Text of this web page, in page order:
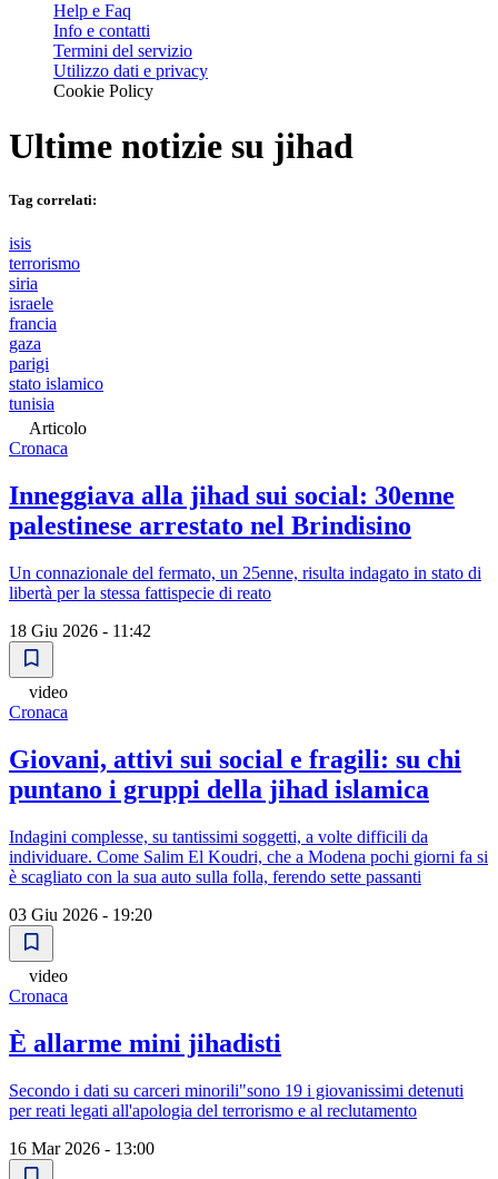
Help e Faq
Info e contatti
Termini del servizio
Utilizzo dati e privacy
Cookie Policy
Ultime notizie su jihad
Tag correlati:
isis
terrorismo
siria
israele
francia
gaza
parigi
stato islamico
tunisia
Articolo
Cronaca
Inneggiava alla jihad sui social: 30enne
palestinese arrestato nel Brindisino
Un connazionale del fermato, un 25enne, risulta indagato in stato di
libertà per la stessa fattispecie di reato
18 Giu 2026 - 11:42
video
Cronaca
Giovani, attivi sui social e fragili: su chi
puntano i gruppi della jihad islamica
Indagini complesse, su tantissimi soggetti, a volte difficili da
individuare. Come Salim El Koudri, che a Modena pochi giorni fa si
è scagliato con la sua auto sulla folla, ferendo sette passanti
03 Giu 2026 - 19:20
video
Cronaca
È allarme mini jihadisti
Secondo i dati su carceri minorili"sono 19 i giovanissimi detenuti
per reati legati all'apologia del terrorismo e al reclutamento
16 Mar 2026 - 13:00